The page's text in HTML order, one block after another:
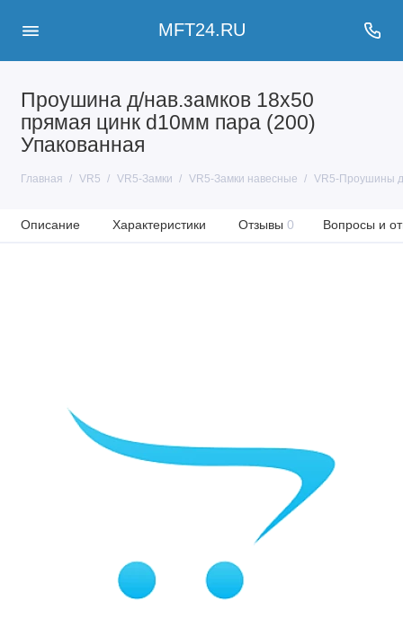
MFT24.RU
Проушина д/нав.замков 18х50
прямая цинк d10мм пара (200)
Упакованная
Главная VR5 VR5-Замки VR5-Замки навесные VR5-Проушины
Описание Характеристики Отзывы 0 Вопросы и